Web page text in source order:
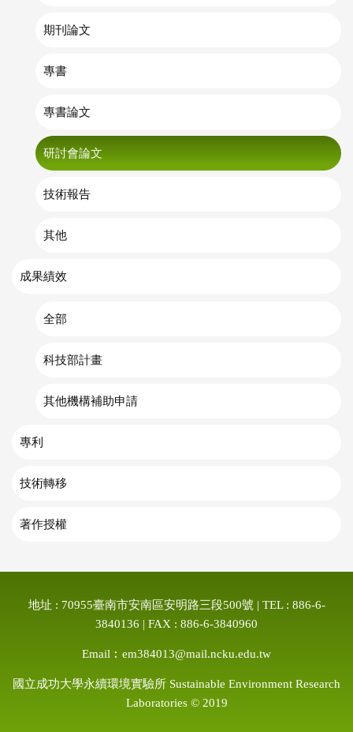
期刊論文
專書
專書論文
研討會論文
技術報告
其他
成果績效
全部
科技部計畫
其他機構補助申請
專利
技術轉移
著作授權
地址 : 70955臺南市安南區安明路三段500號 | TEL : 886-6-
3840136 | FAX : 886-6-3840960
Email︰em384013@mail.ncku.edu.tw
國立成功大學永續環境實驗所 Sustainable Environment Research
Laboratories © 2019